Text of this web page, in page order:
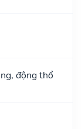
động thổ